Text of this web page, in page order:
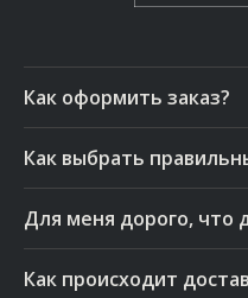
Как оформить заказ?
Как выбрать
Для меня дорого, что
Как происходит